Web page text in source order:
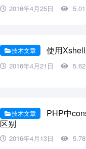
2016年4月25日
技术文章 使用
2016年4月21日
技术文章
PHP中
区别
2016年4月13日